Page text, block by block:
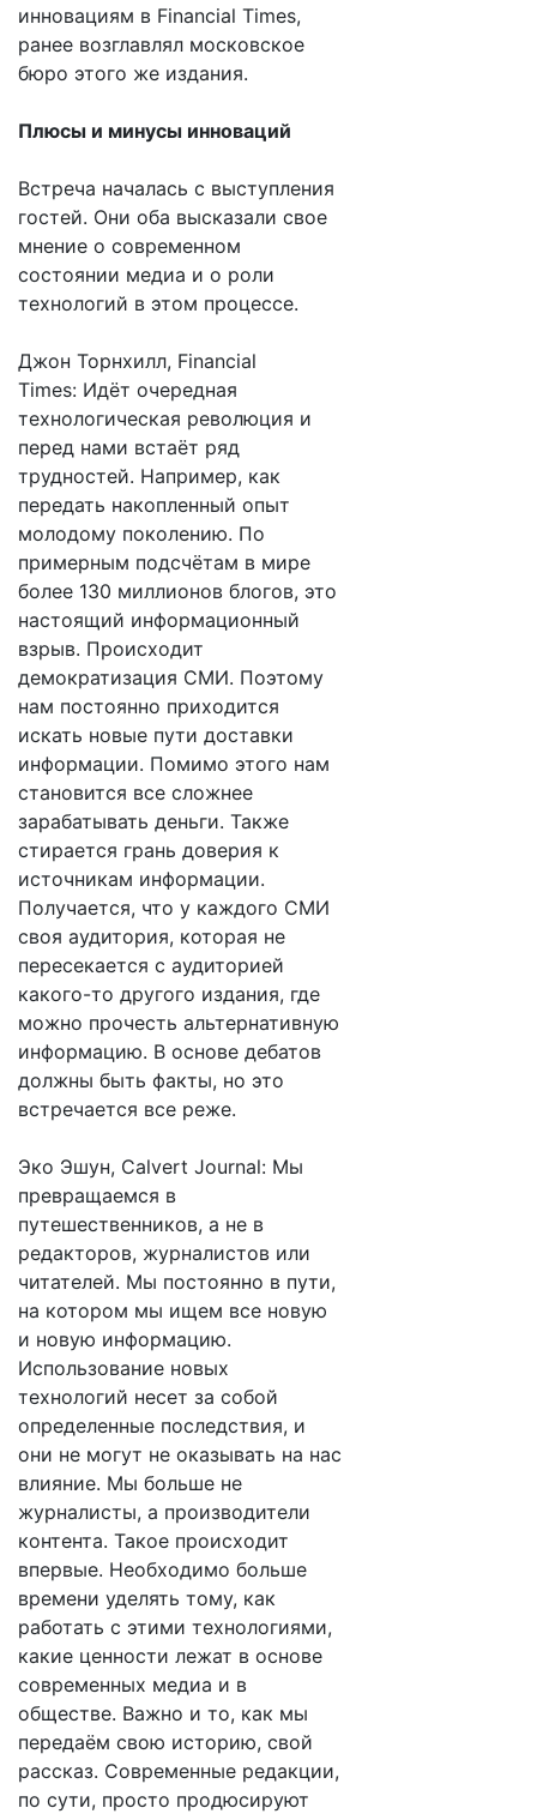
инновациям в Financial Times,
ранее возглавлял московское
бюро этого же издания.
Плюсы и минусы инноваций
Встреча началась с выступления
гостей. Они оба высказали свое
мнение о современном
состоянии медиа и о роли
технологий в этом процессе.
Джон Торнхилл, Financial
Times: Идёт очередная
технологическая революция и
перед нами встаёт ряд
трудностей. Например, как
передать накопленный опыт
молодому поколению. По
примерным подсчётам в мире
более 130 миллионов блогов, это
настоящий информационный
взрыв. Происходит
демократизация СМИ. Поэтому
нам постоянно приходится
искать новые пути доставки
информации. Помимо этого нам
становится все сложнее
зарабатывать деньги. Также
стирается грань доверия к
источникам информации.
Получается, что у каждого СМИ
своя аудитория, которая не
пересекается с аудиторией
какого-то другого издания, где
можно прочесть альтернативную
информацию. В основе дебатов
должны быть факты, но это
встречается все реже.
Эко Эшун, Calvert Journal: Мы
превращаемся в
путешественников, а не в
редакторов, журналистов или
читателей. Мы постоянно в пути,
на котором мы ищем все новую
и новую информацию.
Использование новых
технологий несет за собой
определенные последствия, и
они не могут не оказывать на нас
влияние. Мы больше не
журналисты, а производители
контента. Такое происходит
впервые. Необходимо больше
времени уделять тому, как
работать с этими технологиями,
какие ценности лежат в основе
современных медиа и в
обществе. Важно и то, как мы
передаём свою историю, свой
рассказ. Современные редакции,
по сути, просто продюсируют